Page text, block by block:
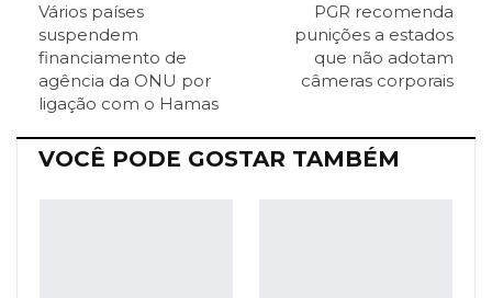
ReddIt Telegram
Facebook Messenger O email
Vários países
suspendem
financiamento de
agência da ONU por
ligação com o Hamas
PGR recomenda
punições a estados
que não adotam
câmeras corporais
VOCÊ PODE GOSTAR TAMBÉM